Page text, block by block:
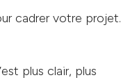
cadrer votre projet.
plus clair, plus